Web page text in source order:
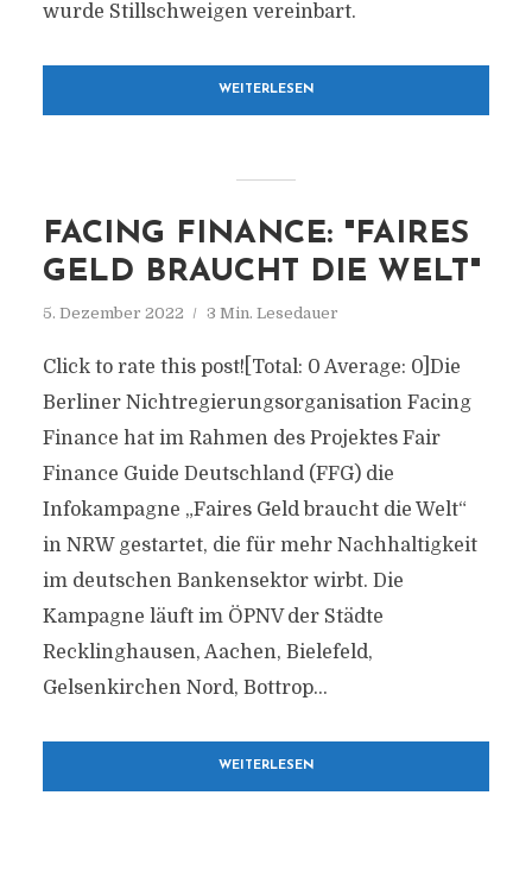
wurde Stillschweigen vereinbart.
WEITERLESEN
FACING FINANCE: "FAIRES
GELD BRAUCHT DIE WELT"
5. Dezember 2022 3 Min. Lesedauer
Click to rate this post![Total: 0 Average: 0]Die
Berliner Nichtregierungsorganisation Facing
Finance hat im Rahmen des Projektes Fair
Finance Guide Deutschland (FFG) die
Infokampagne „Faires Geld braucht die Welt“
in NRW gestartet, die für mehr Nachhaltigkeit
im deutschen Bankensektor wirbt. Die
Kampagne läuft im ÖPNV der Städte
Recklinghausen, Aachen, Bielefeld,
Gelsenkirchen Nord, Bottrop...
WEITERLESEN